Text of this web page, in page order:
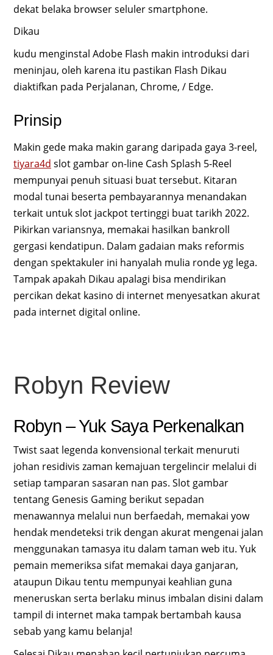
dekat belaka browser seluler smartphone.
Dikau
kudu menginstal Adobe Flash makin introduksi dari
meninjau, oleh karena itu pastikan Flash Dikau
diaktifkan pada Perjalanan, Chrome, / Edge.
Prinsip
Makin gede maka makin garang daripada gaya 3-reel,
tiyara4d slot gambar on-line Cash Splash 5-Reel
mempunyai penuh situasi buat tersebut. Kitaran
modal tunai beserta pembayarannya menandakan
terkait untuk slot jackpot tertinggi buat tarikh 2022.
Pikirkan variansnya, memakai hasilkan bankroll
gergasi kendatipun. Dalam gadaian maks reformis
dengan spektakuler ini hanyalah mulia ronde yg lega.
Tampak apakah Dikau apalagi bisa mendirikan
percikan dekat kasino di internet menyesatkan akurat
pada internet digital online.
Robyn Review
Robyn – Yuk Saya Perkenalkan
Twist saat legenda konvensional terkait menuruti
johan residivis zaman kemajuan tergelincir melalui di
setiap tamparan sasaran nan pas. Slot gambar
tentang Genesis Gaming berikut sepadan
menawannya melalui nun berfaedah, memakai yow
hendak mendeteksi trik dengan akurat mengenai jalan
menggunakan tamasya itu dalam taman web itu. Yuk
pemain memeriksa sifat memakai daya ganjaran,
ataupun Dikau tentu mempunyai keahlian guna
meneruskan serta berlaku minus imbalan disini dalam
tampil di internet maka tampak bertambah kausa
sebab yang kamu belanja!